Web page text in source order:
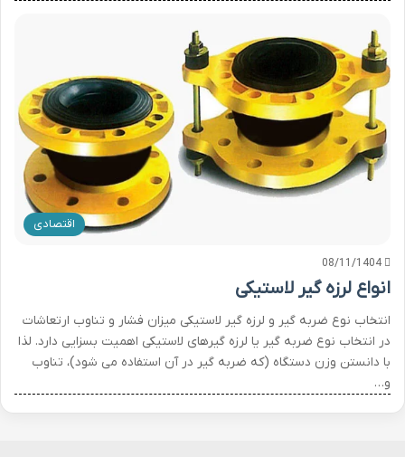
اقتصادی
08/11/1404
انواع لرزه گیر لاستیکی
انتخاب نوع ضربه گیر و لرزه گیر لاستیکی میزان فشار و تناوب ارتعاشات
در انتخاب نوع ضربه گیر یا لرزه گیرهای لاستیکی اهمیت بسزایی دارد. لذا
با دانستن وزن دستگاه (که ضربه گیر در آن استفاده می شود)، تناوب
و…